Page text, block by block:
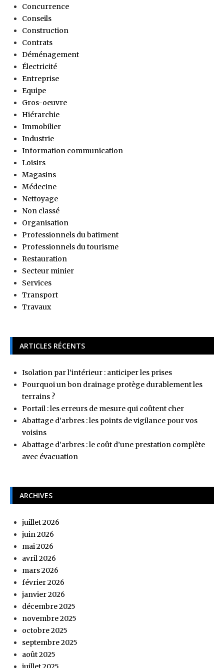
Concurrence
Conseils
Construction
Contrats
Déménagement
Électricité
Entreprise
Equipe
Gros-oeuvre
Hiérarchie
Immobilier
Industrie
Information communication
Loisirs
Magasins
Médecine
Nettoyage
Non classé
Organisation
Professionnels du batiment
Professionnels du tourisme
Restauration
Secteur minier
Services
Transport
Travaux
ARTICLES RÉCENTS
Isolation par l’intérieur : anticiper les prises
Pourquoi un bon drainage protège durablement les
terrains ?
Portail : les erreurs de mesure qui coûtent cher
Abattage d’arbres : les points de vigilance pour vos
voisins
Abattage d’arbres : le coût d’une prestation complète
avec évacuation
ARCHIVES
juillet 2026
juin 2026
mai 2026
avril 2026
mars 2026
février 2026
janvier 2026
décembre 2025
novembre 2025
octobre 2025
septembre 2025
août 2025